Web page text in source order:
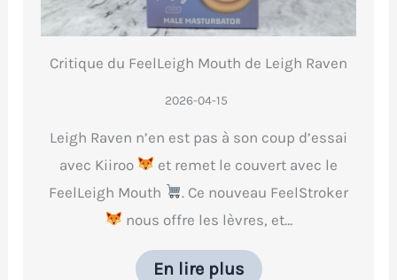
Critique du FeelLeigh Mouth de Leigh Raven
2026-04-15
Leigh Raven n’en est pas à son coup d’essai
avec Kiiroo
et remet le couvert avec le
FeelLeigh Mouth
. Ce nouveau FeelStroker
nous offre les lèvres, et…
En lire plus